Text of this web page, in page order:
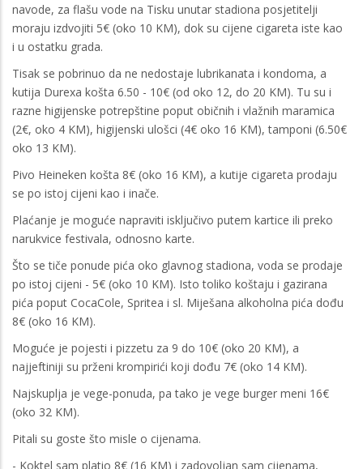
navode, za flašu vode na Tisku unutar stadiona posjetitelji
moraju izdvojiti 5€ (oko 10 KM), dok su cijene cigareta iste kao
i u ostatku grada.
Tisak se pobrinuo da ne nedostaje lubrikanata i kondoma, a
kutija Durexa košta 6.50 - 10€ (od oko 12, do 20 KM). Tu su i
razne higijenske potrepštine poput običnih i vlažnih maramica
(2€, oko 4 KM), higijenski ulošci (4€ oko 16 KM), tamponi (6.50€
oko 13 KM).
Pivo Heineken košta 8€ (oko 16 KM), a kutije cigareta prodaju
se po istoj cijeni kao i inače.
Plaćanje je moguće napraviti isključivo putem kartice ili preko
narukvice festivala, odnosno karte.
Što se tiče ponude pića oko glavnog stadiona, voda se prodaje
po istoj cijeni - 5€ (oko 10 KM). Isto toliko koštaju i gazirana
pića poput CocaCole, Spritea i sl. Miješana alkoholna pića dođu
8€ (oko 16 KM).
Moguće je pojesti i pizzetu za 9 do 10€ (oko 20 KM), a
najjeftiniji su prženi krompirići koji dođu 7€ (oko 14 KM).
Najskuplja je vege-ponuda, pa tako je vege burger meni 16€
(oko 32 KM).
Pitali su goste što misle o cijenama.
- Koktel sam platio 8€ (16 KM) i zadovoljan sam cijenama,